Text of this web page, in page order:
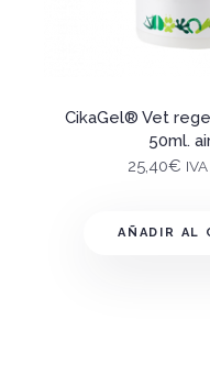
CikaGel® Vet
50ml.
25,40€
AÑADIR AL